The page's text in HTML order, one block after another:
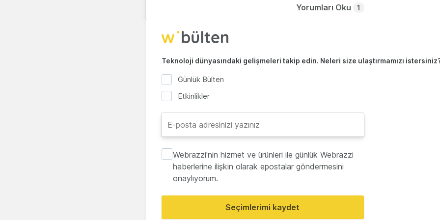
Yorumları Oku 1
Teknoloji dünyasındaki gelişmeleri takip edin. Neleri size ulaştırmamızı
Günlük Bülten
Etkinlikler
Webrazzi'nin hizmet ve ürünleri ile günlük Webrazzi
haberlerine ilişkin olarak epostalar göndermesini
onaylıyorum.
Seçimlerimi kaydet